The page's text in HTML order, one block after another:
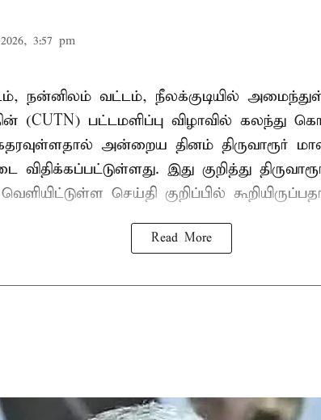
3:57 pm
நன்னிலம் வட்டம், நீலக்குடியில்
(CUTN) பட்டமளிப்பு விழாவில் கலந்து
அன்றைய தினம் திருவாரூர்
இது குறித்து
செய்தி குறிப்பில்
Read More